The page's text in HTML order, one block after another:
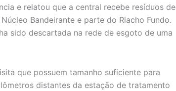
e relatou que a central recebe resíduos de
Bandeirante e parte do Riacho Fundo.
sido descartada na rede de esgoto de uma
que possuem tamanho suficiente para
distantes da estação de tratamento